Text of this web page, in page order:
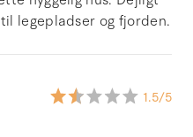
legepladser og fjorden.
1.5/5